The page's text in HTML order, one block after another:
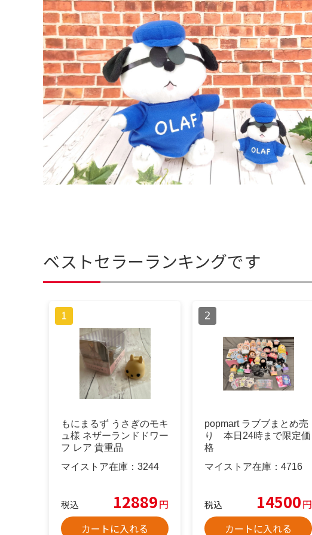
ベストセラーランキングです
もにまるず うさぎのモキ
ュ様 ネザーランドドワー
フ レア 貴重品
マイストア在庫： 3244
税込 12889円
カートに入れる
popmart ラブブまとめ売
り 本日24時まで限定価
格
マイストア在庫： 4716
税込 14500円
カートに入れる